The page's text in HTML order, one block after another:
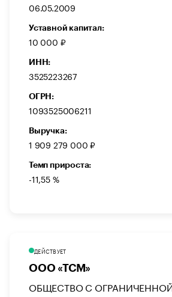
06.05.2009
Уставной капитал:
10 000 ₽
ИНН:
3525223267
ОГРН:
1093525006211
Выручка:
1 909 279 000 ₽
Темп прироста:
-11,55 %
ДЕЙСТВУЕТ
ООО «ТСМ»
ОБЩЕСТВО С